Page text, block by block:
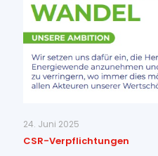
24. Juni 2025
CSR-Verpflichtungen